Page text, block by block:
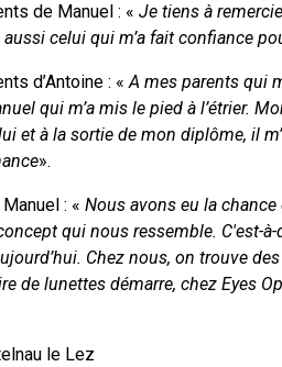
de Manuel : « Je tiens à
celui qui m’a fait confiance
d’Antoine : «A mes parents qui
qui m’a mis le pied à l’étrier.
et à la sortie de mon diplôme, il
».
: « Nous avons eu la
qui nous ressemble. C'est-
Chez nous, on trouve
de lunettes démarre, chez Eyes
le Lez